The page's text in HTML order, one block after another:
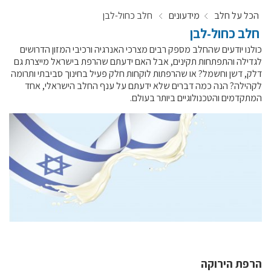
רשימת המחלבות
לאתר יצרני החלב
מחלקות המועצה, עיקרי עיסוקן
מפת הרפתות, הדירים והמחלבות
רשימת טלפונים – מועצת החלב
קול קורא ליצרנים חדשים – בקר / עיזים / כבשים
אוכלים בכיף
הכל על חלב מידעונים חלב כחול-לבן
חלב כחול-לבן
כולנו יודעים שהחלב מספק רבים מצרכי האנרגיה ורכיבי המזון הדרושים
לגדילה והתפתחות תקינים, אבל האם ידעתם שהרפת בישראל מייצרת גם
דלק, דשן וחשמל? או שהרפתות לוקחות חלק פעיל בחינוך סביבתי ותרומה
לקהילה? הנה כמה דברים שלא ידעתם על ענף החלב הישראלי, אחד
המתקדמים והטכנולוגיים ביותר בעולם.
הרפת הירוקה